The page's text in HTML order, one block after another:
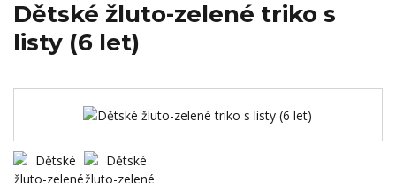
Dětské žluto-zelené triko s
listy (6 let)